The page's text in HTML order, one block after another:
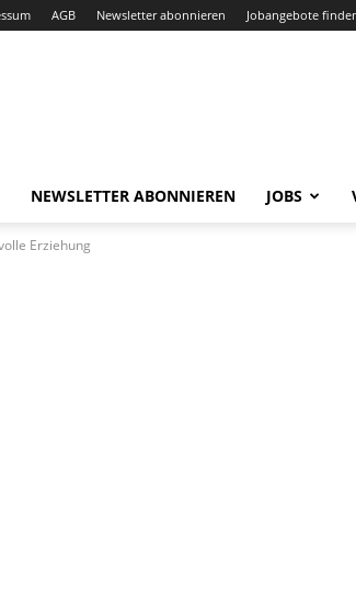
AGB Newsletter abonnieren Jobangebote
NEWSLETTER ABONNIEREN JOBS
Erziehung